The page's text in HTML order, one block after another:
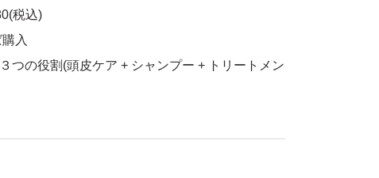
税込)
入
つの役割(頭皮ケア + シャンプー + トリートメン
ン」「メリタン」や、9種類の植物エキス、海